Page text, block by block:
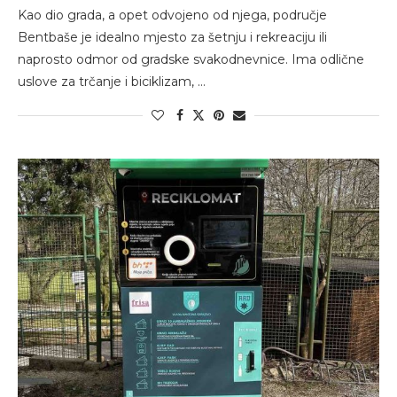
Kao dio grada, a opet odvojeno od njega, područje
Bentbaše je idealno mjesto za šetnju i rekreaciju ili
naprosto odmor od gradske svakodnevnice. Ima odlične
uslove za trčanje i biciklizam, …